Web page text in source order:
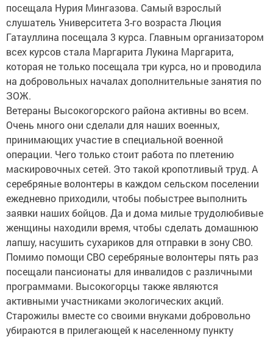
посещала Нурия Мингазова. Самый взрослый
слушатель Университета 3-го возраста Люция
Гатауллина посещала 3 курса. Главным организатором
всех курсов стала Маргарита Лукина Маргарита,
которая не только посещала три курса, но и проводила
на добровольных началах дополнительные занятия по
ЗОЖ.
Ветераны Высокогорского района активны во всем.
Очень много они сделали для наших военных,
принимающих участие в специальной военной
операции. Чего только стоит работа по плетению
маскировочных сетей. Это такой кропотливый труд. А
серебряные волонтеры в каждом сельском поселении
ежедневно приходили, чтобы побыстрее выполнить
заявки наших бойцов. Да и дома милые трудолюбивые
женщины находили время, чтобы сделать домашнюю
лапшу, насушить сухариков для отправки в зону СВО.
Помимо помощи СВО серебряные волонтеры пять раз
посещали пансионаты для инвалидов с различными
программами. Высокогорцы также являются
активными участниками экологических акций.
Старожилы вместе со своими внуками добровольно
убираются в прилегающей к населенному пункту